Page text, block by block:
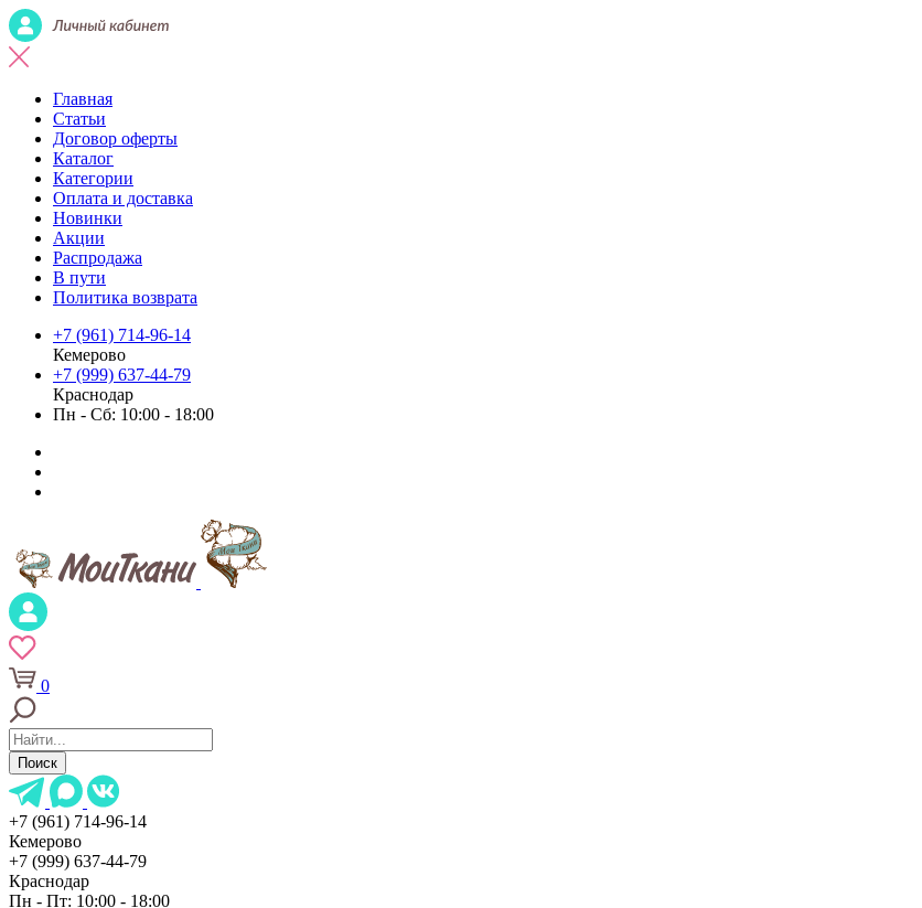
Главная
Статьи
Договор оферты
Каталог
Категории
Оплата и доставка
Новинки
Акции
Распродажа
В пути
Политика возврата
+7 (961) 714-96-14
Кемерово
+7 (999) 637-44-79
Краснодар
Пн - Сб: 10:00 - 18:00
0
Поиск
+7 (961) 714-96-14
Кемерово
+7 (999) 637-44-79
Краснодар
Пн - Пт: 10:00 - 18:00